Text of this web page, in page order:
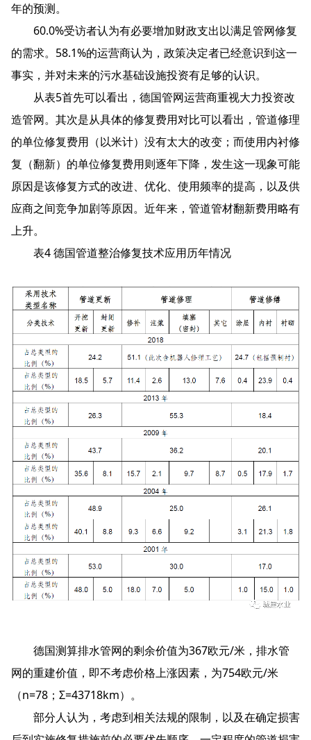
年的预测。
60.0%受访者认为有必要增加财政支出以满足管网修复
的需求。58.1%的运营商认为，政策决定者已经意识到这一
事实，并对未来的污水基础设施投资有足够的认识。
从表5首先可以看出，德国管网运营商重视大力投资改
造管网。其次是从具体的修复费用对比可以看出，管道修理
的单位修复费用（以米计）没有太大的改变；而使用内衬修
复（翻新）的单位修复费用则逐年下降，发生这一现象可能
原因是该修复方式的改进、优化、使用频率的提高，以及供
应商之间竞争加剧等原因。近年来，管道管材翻新费用略有
上升。
表4 德国管道整治修复技术应用历年情况
德国测算排水管网的剩余价值为367欧元/米，排水管
网的重建价值，即不考虑价格上涨因素，为754欧元/米
（n=78；Σ=43718km）。
部分人认为，考虑到相关法规的限制，以及在确定损害